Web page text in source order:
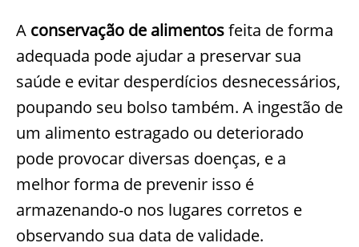
A conservação de alimentosfeita de forma
adequada pode ajudar a preservar sua
saúde e evitar desperdícios desnecessários,
poupando seu bolso também. A ingestão de
um alimento estragado ou deteriorado
pode provocar diversas doenças, e a
melhor forma de prevenir isso é
armazenando-o nos lugares corretos e
observando sua data de validade.